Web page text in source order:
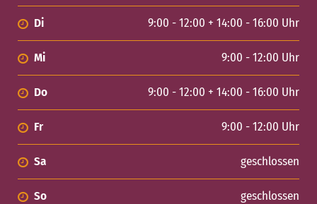
Di 9:00 - 12:00 + 14:00 - 16:00 Uhr
Mi 9:00 - 12:00 Uhr
Do 9:00 - 12:00 + 14:00 - 16:00 Uhr
Fr 9:00 - 12:00 Uhr
Sa geschlossen
So geschlossen